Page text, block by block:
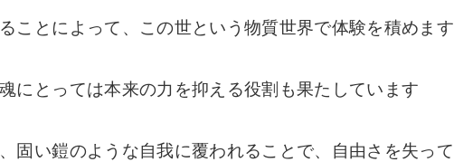
ことによって、この世という物質世界で体験を積めます
にとっては本来の力を抑える役割も果たしています
固い鎧のような自我に覆われることで、自由さを失って